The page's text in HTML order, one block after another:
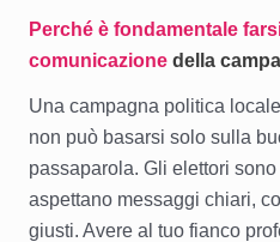
Perché è fondamentale
comunicazione della
Una campagna politica
non può basarsi solo sulla
passaparola. Gli elettori
aspettano messaggi chiari,
giusti. Avere al tuo fianco